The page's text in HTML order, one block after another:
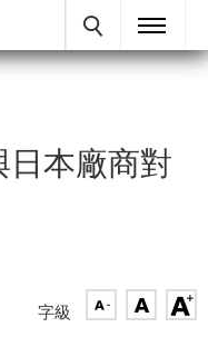
本廠商對
字級